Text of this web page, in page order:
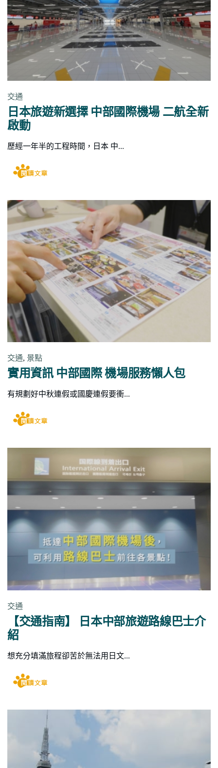
交通
日本旅遊新選擇 中部國際機場 二航全新
啟動
歷經一年半的工程時間，日本 中...
交通, 景點
實用資訊 中部國際 機場服務懶人包
有規劃好中秋連假或國慶連假要衝...
交通
【交通指南】 日本中部旅遊路線巴士介
紹
想充分填滿旅程卻苦於無法用日文...